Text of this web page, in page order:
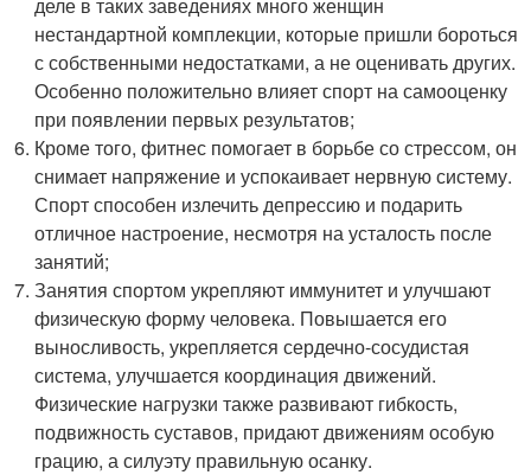
нестандартной комплекции, которые пришли бороться
с собственными недостатками, а не оценивать других.
Особенно положительно влияет спорт на самооценку
при появлении первых результатов;
Кроме того, фитнес помогает в борьбе со стрессом, он
снимает напряжение и успокаивает нервную систему.
Спорт способен излечить депрессию и подарить
отличное настроение, несмотря на усталость после
занятий;
Занятия спортом укрепляют иммунитет и улучшают
физическую форму человека. Повышается его
выносливость, укрепляется сердечно-сосудистая
система, улучшается координация движений.
Физические нагрузки также развивают гибкость,
подвижность суставов, придают движениям особую
грацию, а силуэту правильную осанку.